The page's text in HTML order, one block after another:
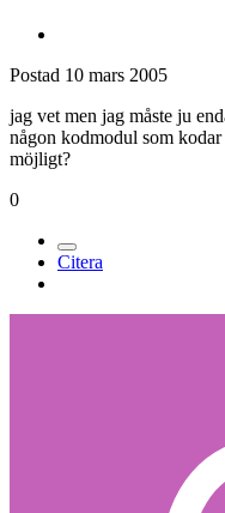
Postad 10 mars 2005
jag vet men jag måste ju
någon kodmodul som
möjligt?
0
Citera